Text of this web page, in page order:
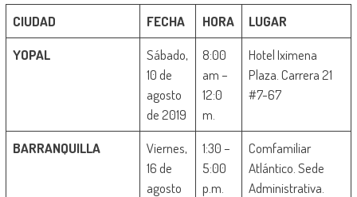
CIUDAD FECHA HORA
LUGAR
YOPAL
Sábado,
10 de
agosto
de 2019
8:00
am –
12:0
m.
Hotel Iximena
Plaza. Carrera 21
#7-67
BARRANQUILLA
Viernes,
16 de
agosto
1:30 –
5:00
p.m.
Comfamiliar
Atlántico. Sede
Administrativa.